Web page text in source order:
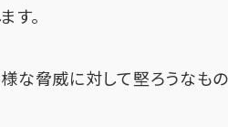
す。
な脅威に対して堅ろうなも